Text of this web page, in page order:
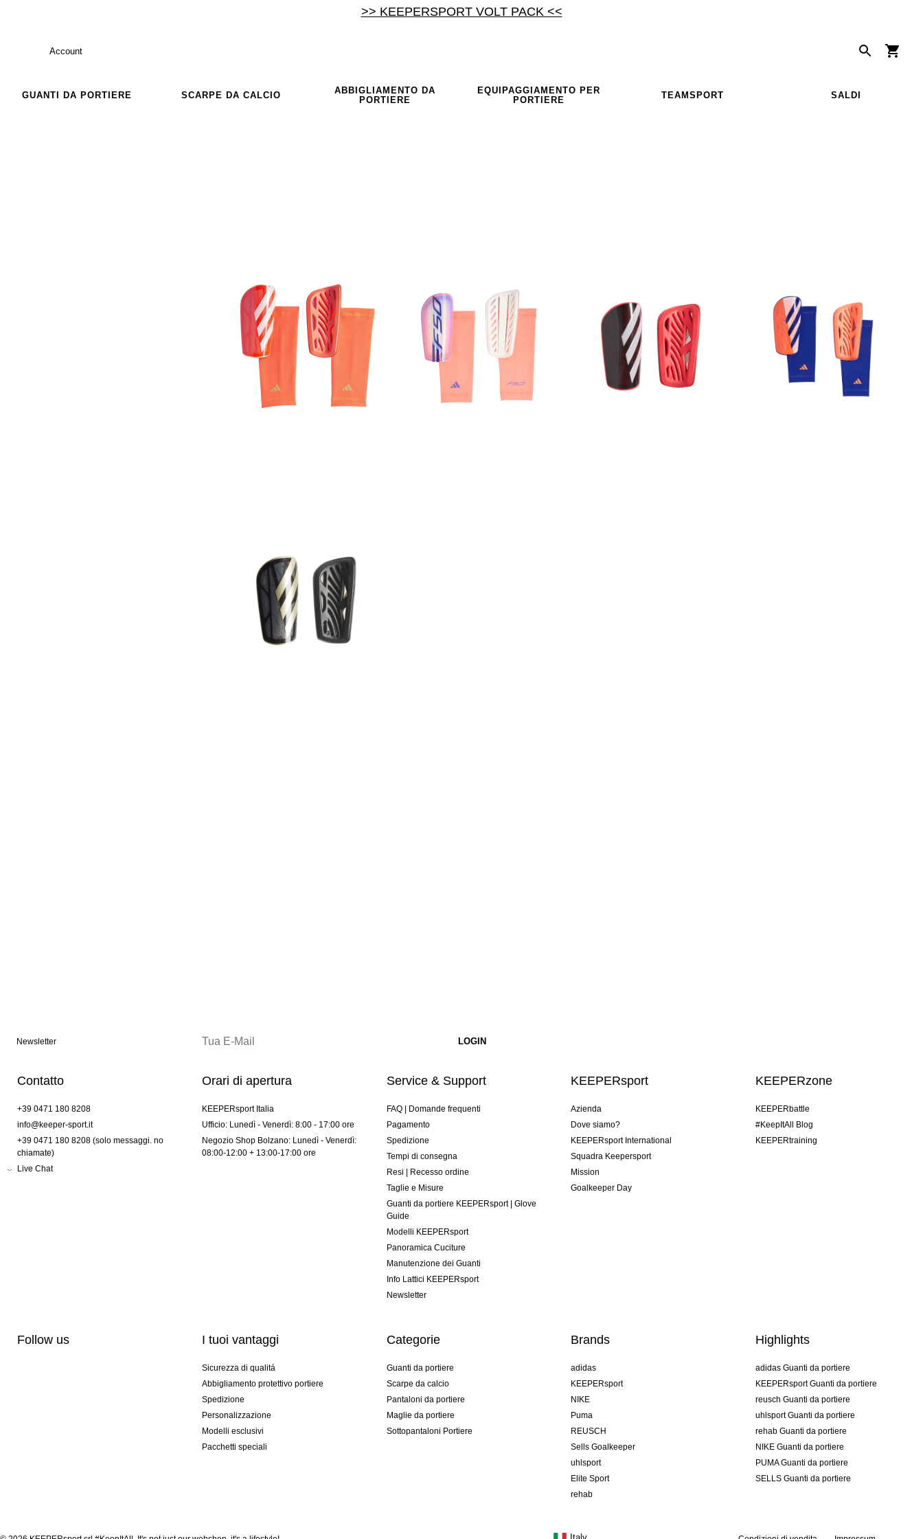
>> KEEPERSPORT VOLT PACK <<
Account
GUANTI DA PORTIERE SCARPE DA CALCIO
ABBIGLIAMENTO DA
PORTIERE
EQUIPAGGIAMENTO PER
PORTIERE
TEAMSPORT SALDI
Newsletter
Contatto
+39 0471 180 8208
info@keeper-sport.it
+39 0471 180 8208 (solo messaggi. no
chiamate)
Live Chat
Orari di apertura
KEEPERsport Italia
Ufficio: Lunedì - Venerdì: 8:00 - 17:00 ore
Negozio Shop Bolzano: Lunedì - Venerdì:
08:00-12:00 + 13:00-17:00 ore
Service & Support
FAQ | Domande frequenti
Pagamento
Spedizione
Tempi di consegna
Resi | Recesso ordine
Taglie e Misure
Guanti da portiere KEEPERsport | Glove
Guide
Modelli KEEPERsport
Panoramica Cuciture
Manutenzione dei Guanti
Info Lattici KEEPERsport
Newsletter
KEEPERsport
Azienda
Dove siamo?
KEEPERsport International
Squadra Keepersport
Mission
Goalkeeper Day
KEEPERzone
KEEPERbattle
#KeepItAll Blog
KEEPERtraining
Follow us I tuoi vantaggi
Sicurezza di qualitá
Abbigliamento protettivo portiere
Spedizione
Personalizzazione
Modelli esclusivi
Pacchetti speciali
Categorie
Guanti da portiere
Scarpe da calcio
Pantaloni da portiere
Maglie da portiere
Sottopantaloni Portiere
Brands
adidas
KEEPERsport
NIKE
Puma
REUSCH
Sells Goalkeeper
uhlsport
Elite Sport
rehab
Highlights
adidas Guanti da portiere
KEEPERsport Guanti da portiere
reusch Guanti da portiere
uhlsport Guanti da portiere
rehab Guanti da portiere
NIKE Guanti da portiere
PUMA Guanti da portiere
SELLS Guanti da portiere